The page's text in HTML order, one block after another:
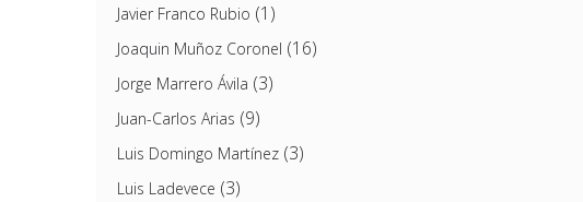
Javier Franco Rubio (1)
Joaquin Muñoz Coronel (16)
Jorge Marrero Ávila (3)
Juan-Carlos Arias (9)
Luis Domingo Martínez(3)
Luis Ladevece (3)